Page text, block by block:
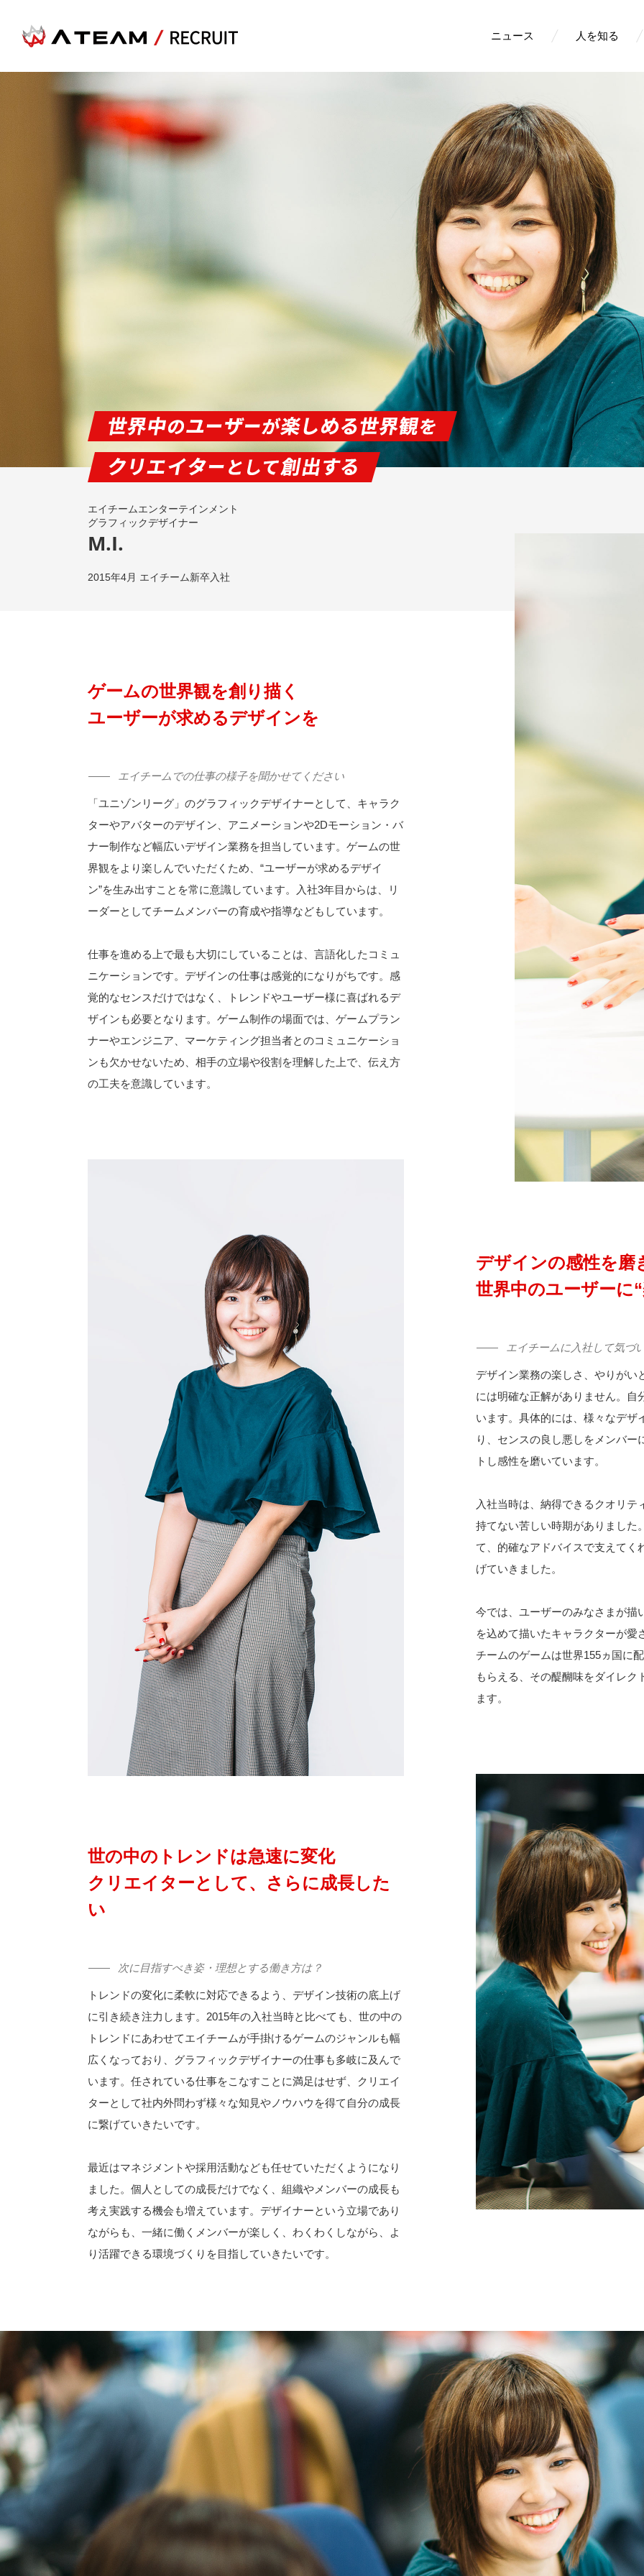
ニュース 人を知る
エイチームエンターテインメント
グラフィックデザイナー
M.I.
2015年4月 エイチーム新卒入社
ゲームの世界観を創り描く
ユーザーが求めるデザインを
エイチームでの仕事の様子を聞かせてください
「ユニゾンリーグ」のグラフィックデザイナーとして、キャラク
ターやアバターのデザイン、アニメーションや2Dモーション・バ
ナー制作など幅広いデザイン業務を担当しています。ゲームの世
界観をより楽しんでいただくため、“ユーザーが求めるデザイ
ン”を生み出すことを常に意識しています。入社3年目からは、リ
ーダーとしてチームメンバーの育成や指導などもしています。
仕事を進める上で最も大切にしていることは、言語化したコミュ
ニケーションです。デザインの仕事は感覚的になりがちです。感
覚的なセンスだけではなく、トレンドやユーザー様に喜ばれるデ
ザインも必要となります。ゲーム制作の場面では、ゲームプラン
ナーやエンジニア、マーケティング担当者とのコミュニケーショ
ンも欠かせないため、相手の立場や役割を理解した上で、伝え方
の工夫を意識しています。
世の中のトレンドは急速に変化
クリエイターとして、さらに成長した
い
次に目指すべき姿・理想とする働き方は？
トレンドの変化に柔軟に対応できるよう、デザイン技術の底上げ
に引き続き注力します。2015年の入社当時と比べても、世の中の
トレンドにあわせてエイチームが手掛けるゲームのジャンルも幅
広くなっており、グラフィックデザイナーの仕事も多岐に及んで
います。任されている仕事をこなすことに満足はせず、クリエイ
ターとして社内外問わず様々な知見やノウハウを得て自分の成長
に繋げていきたいです。
最近はマネジメントや採用活動なども任せていただくようになり
ました。個人としての成長だけでなく、組織やメンバーの成長も
考え実践する機会も増えています。デザイナーという立場であり
ながらも、一緒に働くメンバーが楽しく、わくわくしながら、よ
り活躍できる環境づくりを目指していきたいです。
デザインの感性を磨
世界中のユーザーに
エイチームに入社して気づ
デザイン業務の楽しさ、やりがい
には明確な正解がありません。自
います。具体的には、様々なデザ
り、センスの良し悪しをメンバ
トし感性を磨いています。
入社当時は、納得できるクオリ
持てない苦しい時期がありました
て、的確なアドバイスで支えてく
げていきました。
今では、ユーザーのみなさまが描
を込めて描いたキャラクターが
チームのゲームは世界155ヵ国に
もらえる、その醍醐味をダイレ
ます。